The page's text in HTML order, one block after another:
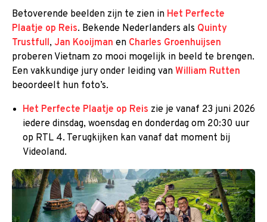
Betoverende beelden zijn te zien in Het Perfecte
Plaatje op Reis. Bekende Nederlanders als Quinty
Trustfull, Jan Kooijman en Charles Groenhuijsen
proberen Vietnam zo mooi mogelijk in beeld te brengen.
Een vakkundige jury onder leiding van William Rutten
beoordeelt hun foto’s.
Het Perfecte Plaatje op Reis zie je vanaf 23 juni 2026
iedere dinsdag, woensdag en donderdag om 20:30 uur
op RTL 4. Terugkijken kan vanaf dat moment bij
Videoland.